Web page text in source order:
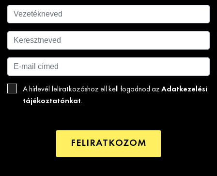
A hírlevél feliratkozáshoz ell kell fogadnod az Adatkezelési
tájékoztatónkat.
FELIRATKOZOM